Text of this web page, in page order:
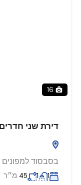
16
דירת שני
בסבסוד למפונים
1
1
45 מ״ר